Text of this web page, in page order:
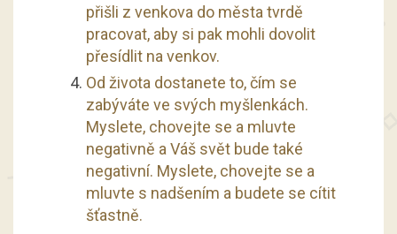
přišli z venkova do města tvrdě
pracovat, aby si pak mohli dovolit
přesídlit na venkov.
Od života dostanete to, čím se
zabýváte ve svých myšlenkách.
Myslete, chovejte se a mluvte
negativně a Váš svět bude také
negativní. Myslete, chovejte se a
mluvte s nadšením a budete se cítit
šťastně.